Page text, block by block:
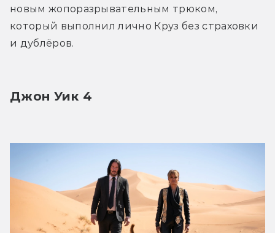
новым жопоразрывательным трюком,
который выполнил лично Круз без страховки
и дублёров.
Джон Уик 4